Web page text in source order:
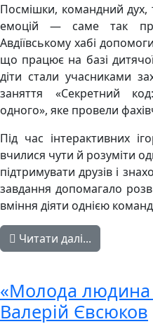
Посмішки, командний дух,
емоцій — саме так
Авдіївському хабі
що працює на базі
діти стали учасниками
заняття «Секретний
одного», яке провели
Під час інтерактивних
вчилися чути й розуміти
підтримувати друзів і
завдання допомагало
вміння діяти однією
Читати далі...
«Молода людина
Валерій Євсюков